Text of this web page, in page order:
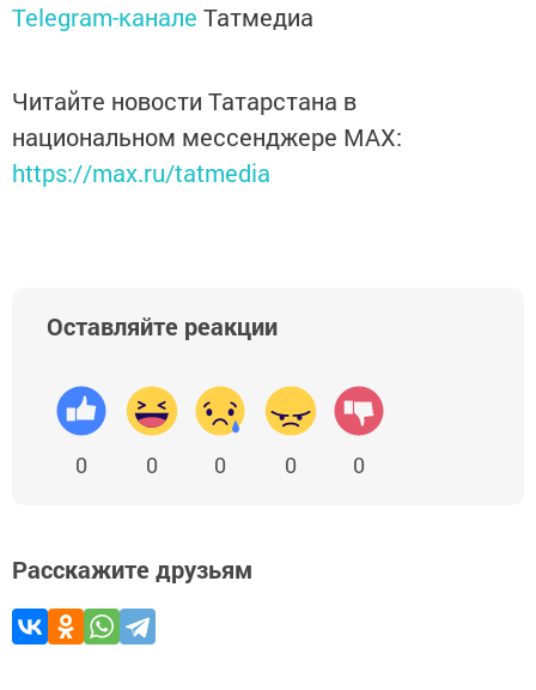
Telegram-канале Татмедиа
Читайте новости Татарстана в
национальном мессенджере MАХ:
https://max.ru/tatmedia
Оставляйте реакции
0 0 0 0 0
Расскажите друзьям